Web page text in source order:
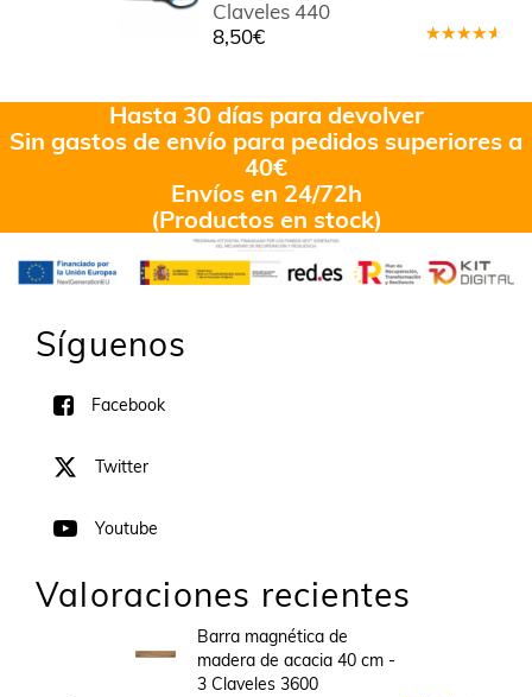
Claveles 440
8,50€
Hasta 30 días para devolver
Sin gastos de envío para pedidos superiores a
40€
Envíos en 24/72h
(Productos en stock)
Síguenos
Facebook
Twitter
Youtube
Valoraciones recientes
Barra magnética de
madera de acacia 40 cm -
3 Claveles 3600